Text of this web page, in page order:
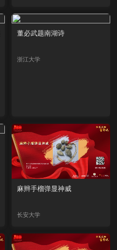
董必武题南湖诗
浙江大学
麻辫手榴弹显神威
长安大学